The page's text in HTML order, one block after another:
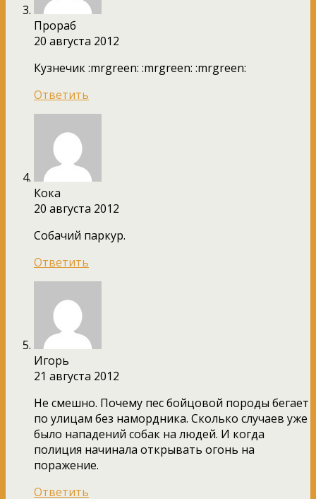
Прораб
20 августа 2012
Кузнечик :mrgreen: :mrgreen: :mrgreen:
Ответить
Кока
20 августа 2012
Собачий паркур.
Ответить
Игорь
21 августа 2012
Не смешно. Почему пес бойцовой породы бегает
по улицам без намордника. Сколько случаев уже
было нападений собак на людей. И когда
полиция начинала открывать огонь на
поражение.
Ответить